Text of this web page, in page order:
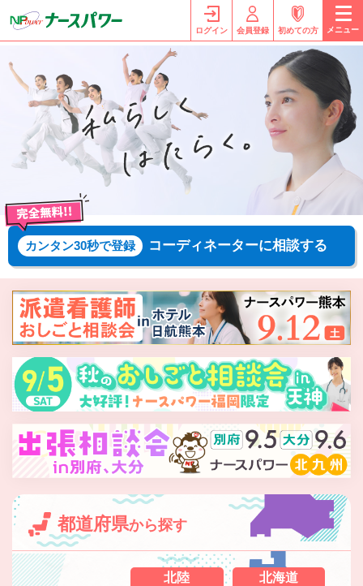
ログイン 会員登録 初めての方 メニュー
カンタン30秒で登録 コーディネーターに相談する
都道府県から探す
北陸
北海道